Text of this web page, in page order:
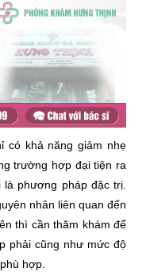
có khả năng giảm nhẹ
trường hợp đại tiện ra
là phương pháp đặc trị.
nhân liên quan đến
thì cần thăm khám để
phải cũng như mức độ
hợp.